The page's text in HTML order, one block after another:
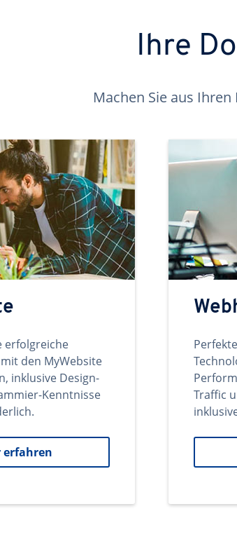
Ihre
Machen Sie aus
erfolgreiche
den MyWebsite
inklusive Design-
Kenntnisse
erfahren
Traffic